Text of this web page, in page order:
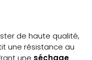
de haute qualité,
une résistance au
une séchage